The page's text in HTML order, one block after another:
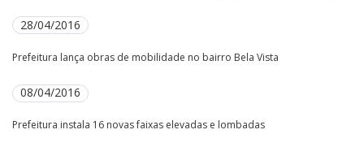
28/04/2016
Prefeitura lança obras de mobilidade no bairro Bela Vista
08/04/2016
Prefeitura instala 16 novas faixas elevadas e lombadas